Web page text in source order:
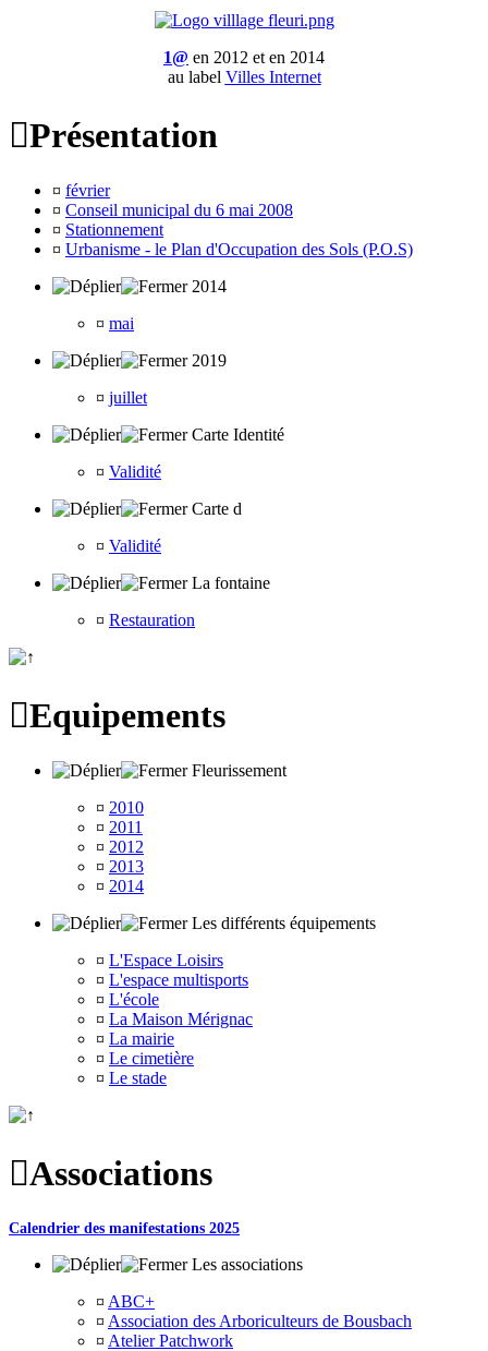
1@ en 2012 et en 2014
au label Villes Internet
Présentation
¤ février
¤ Conseil municipal du 6 mai 2008
¤ Stationnement
¤ Urbanisme - le Plan d'Occupation des Sols (P.O.S)
2014
¤ mai
2019
¤ juillet
Carte Identité
¤ Validité
Carte d
¤ Validité
La fontaine
¤ Restauration
Equipements
Fleurissement
¤ 2010
¤ 2011
¤ 2012
¤ 2013
¤ 2014
Les différents équipements
¤ L'Espace Loisirs
¤ L'espace multisports
¤ L'école
¤ La Maison Mérignac
¤ La mairie
¤ Le cimetière
¤ Le stade
Associations
Calendrier des manifestations 2025
Les associations
¤ ABC+
¤ Association des Arboriculteurs de Bousbach
¤ Atelier Patchwork